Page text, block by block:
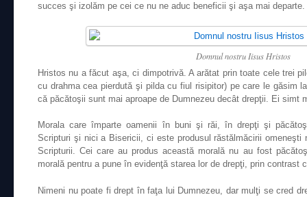
succes şi izolăm pe cei ce nu ne aduc beneficii şi aşa mai departe.
Domnul nostru Iisus Hristos
Hristos nu a făcut aşa, ci dimpotrivă. A arătat prin toate cele trei
cu drahma cea pierdută şi pilda cu fiul risipitor) pe care le găsim
că păcătoşii sunt mai aproape de Dumnezeu decât drepţii. Ei simt
Morala care împarte oamenii în buni şi răi, în drepţi şi
Scripturi şi nici a Bisericii, ci este produsul răstălmăcirii omeneşti
Scripturii. Cei care au produs această morală nu au fost
morală pentru a pune în evidenţă starea lor de drepţi, prin contrast
Nimeni nu poate fi drept în faţa lui Dumnezeu, dar mulţi se cred